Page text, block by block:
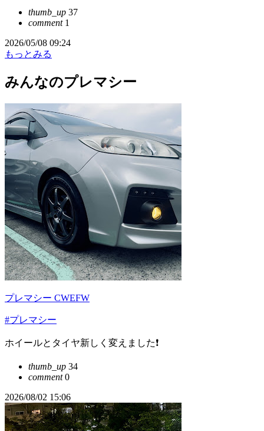
thumb_up 37
comment1
2026/05/08 09:24
もっとみる
みんなのプレマシー
プレマシー CWEFW
#プレマシー
ホイールとタイヤ新しく変えました❗
thumb_up 34
comment0
2026/08/02 15:06